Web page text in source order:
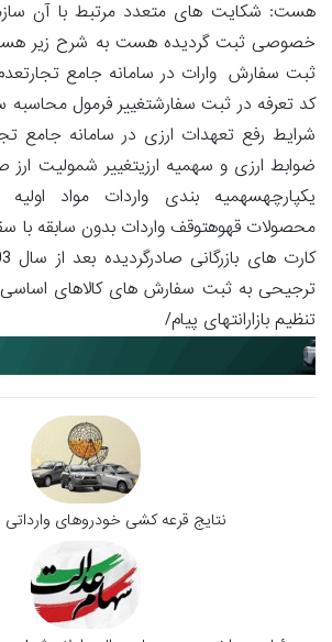
هست: شکایت های متعدد مرتبط با آن
خصوصی ثبت گردیده هست به شرح زیر
ثبت سفارش وارات در سامانه جامع
کد تعرفه در ثبت سفارشتغییر فرمول محاسبه
شرایط رفع تعهدات ارزی در سامانه جامع
ضوابط ارزی و سهمیه ارزیتغییر شمولیت ارز
یکپارچهسهمیه بندی واردات مواد اولیه
ترجیحی به ثبت سفارش های کالاهای
تنظیم بازارانتهای پیام/
نتایج قرعه کشی خودروهای وارداتی